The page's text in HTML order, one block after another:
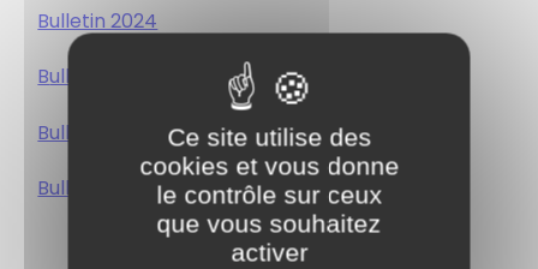
Bulletin 2024
Bulletin 2023
Bulletin 2022
Bulletin 2021
Ce site utilise des
cookies et vous donne
le contrôle sur ceux
que vous souhaitez
activer